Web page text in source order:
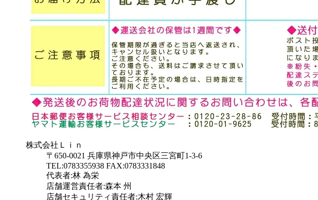
株式会社Ｌｉｎ
〒650-0021 兵庫県神戸市中央区三宮町1-3-6
TEL:0783355938 FAX:0783331848
代表者:林 為栄
店舗運営責任者:森本 州
店舗セキュリティ責任者:木村 宏輝